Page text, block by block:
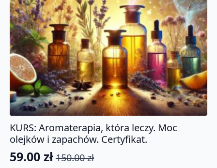
KURS: Aromaterapia, która leczy. Moc
olejków i zapachów. Certyfikat.
150.00zł
Pierwotna
59.00 zł
Aktualna